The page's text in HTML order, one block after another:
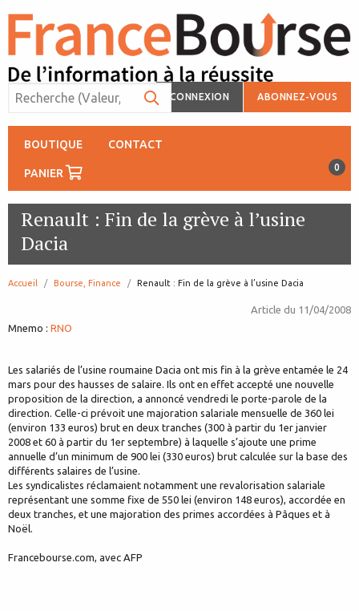
CONNEXION ABONNEZ-VOUS
BOUTIQUE CONTACT
PANIER 0
Renault : Fin de la grève à l’usine
Dacia
Accueil Bourse, Finance page:
Renault : Fin de la grève à l’usine Dacia
Article du 11/04/2008
Mnemo : RNO
Les salariés de l’usine roumaine Dacia ont mis fin à la grève entamée le 24
mars pour des hausses de salaire. Ils ont en effet accepté une nouvelle
proposition de la direction, a annoncé vendredi le porte-parole de la
direction. Celle-ci prévoit une majoration salariale mensuelle de 360 lei
(environ 133 euros) brut en deux tranches (300 à partir du 1er janvier
2008 et 60 à partir du 1er septembre) à laquelle s’ajoute une prime
annuelle d’un minimum de 900 lei (330 euros) brut calculée sur la base des
différents salaires de l’usine.
Les syndicalistes réclamaient notamment une revalorisation salariale
représentant une somme fixe de 550 lei (environ 148 euros), accordée en
deux tranches, et une majoration des primes accordées à Pâques et à
Noël.
Francebourse.com, avec AFP